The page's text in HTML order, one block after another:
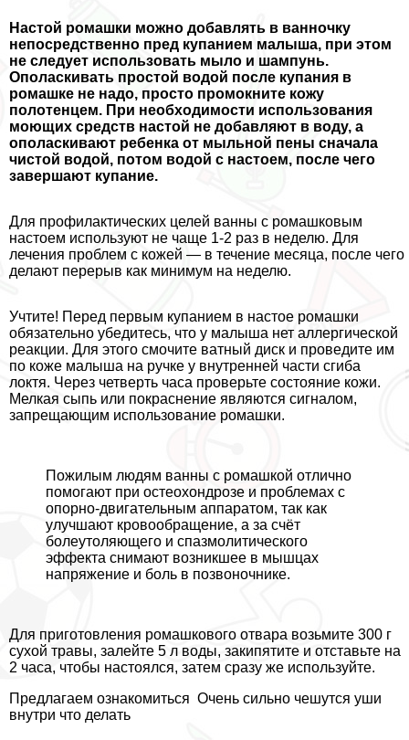
Настой ромашки можно добавлять в ванночку
непосредственно пред купанием малыша, при этом
не следует использовать мыло и шампунь.
Ополаскивать простой водой после купания в
ромашке не надо, просто промокните кожу
полотенцем. При необходимости использования
моющих средств настой не добавляют в воду, а
ополаскивают ребенка от мыльной пены сначала
чистой водой, потом водой с настоем, после чего
завершают купание.
Для профилактических целей ванны с ромашковым
настоем используют не чаще 1-2 раз в неделю. Для
лечения проблем с кожей — в течение месяца, после чего
делают перерыв как минимум на неделю.
Учтите! Перед первым купанием в настое ромашки
обязательно убедитесь, что у малыша нет аллергической
реакции. Для этого смочите ватный диск и проведите им
по коже малыша на ручке у внутренней части сгиба
локтя. Через четверть часа проверьте состояние кожи.
Мелкая сыпь или покраснение являются сигналом,
запрещающим использование ромашки.
Пожилым людям ванны с ромашкой отлично
помогают при остеохондрозе и проблемах с
опopно-двигательным аппаратом, так как
улучшают кровообращение, а за счёт
болеутоляющего и спазмолитического
эффекта снимают возникшее в мышцах
напряжение и боль в позвоночнике.
Для приготовления ромашкового отвара возьмите 300 г
сухой травы, залейте 5 л воды, закипятите и отставьте на
2 часа, чтобы настоялся, затем сразу же используйте.
Предлагаем ознакомиться Очень сильно чешутся уши
внутри что делать